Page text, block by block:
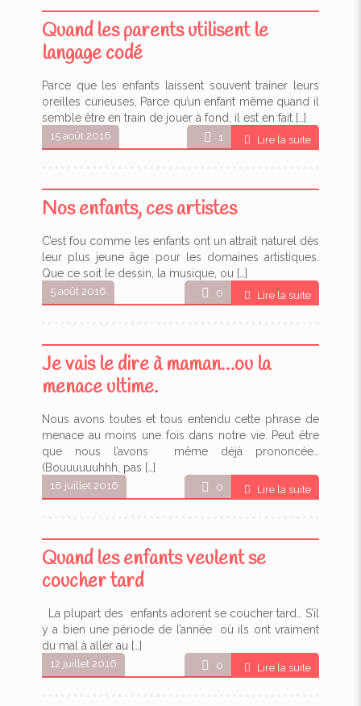
15 août 2016
Quand les parents utilisent le
langage codé
Parce que les enfants laissent souvent traîner leurs
oreilles curieuses, Parce qu’un enfant même quand il
semble être en train de jouer à fond, il est en fait […]
1 Lire la suite
5 août 2016
Nos enfants, ces artistes
C’est fou comme les enfants ont un attrait naturel dès
leur plus jeune âge pour les domaines artistiques.
Que ce soit le dessin, la musique, ou […]
0 Lire la suite
18 juillet 2016
Je vais le dire à maman…ou la
menace ultime.
Nous avons toutes et tous entendu cette phrase de
menace au moins une fois dans notre vie. Peut être
que nous l’avons même déjà prononcée…
(Bouuuuuuhhh, pas […]
0 Lire la suite
12 juillet 2016
Quand les enfants veulent se
coucher tard
La plupart des enfants adorent se coucher tard… S’il
y a bien une période de l’année où ils ont vraiment
du mal à aller au […]
0 Lire la suite